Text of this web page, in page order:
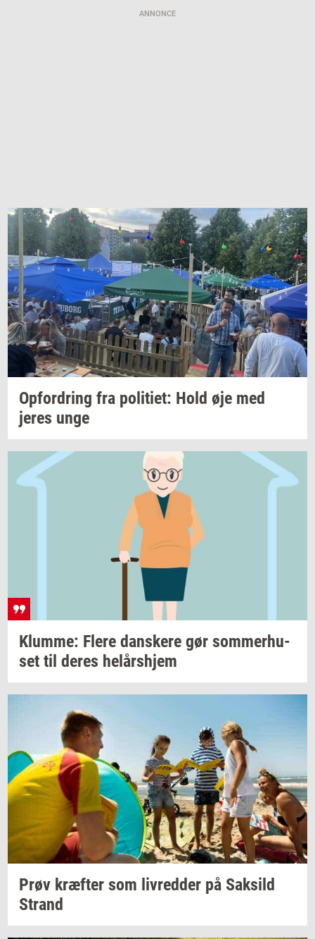
ANNONCE
Op­for­dring fra po­li­ti­et: Hold øje med
jeres unge
Klum­me: Flere dan­ske­re gør som­mer­hu­
set til deres helårs­hjem
Prøv kræf­ter som liv­red­der på Sak­sild
Strand